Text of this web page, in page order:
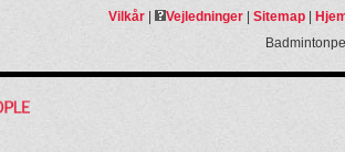
Vilkår| Vejledninger| Sitemap|